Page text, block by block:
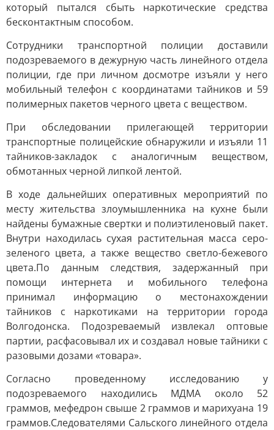
который пытался сбыть наркотические средства
бесконтактным способом.
Сотрудники транспортной полиции доставили
подозреваемого в дежурную часть линейного отдела
полиции, где при личном досмотре изъяли у него
мобильный телефон с координатами тайников и 59
полимерных пакетов черного цвета с веществом.
При обследовании прилегающей территории
транспортные полицейские обнаружили и изъяли 11
тайников-закладок с аналогичным веществом,
обмотанных черной липкой лентой.
В ходе дальнейших оперативных мероприятий по
месту жительства злоумышленника на кухне были
найдены бумажные свертки и полиэтиленовый пакет.
Внутри находилась сухая растительная масса серо-
зеленого цвета, а также вещество светло-бежевого
цвета.По данным следствия, задержанный при
помощи интернета и мобильного телефона
принимал информацию о местонахождении
тайников с наркотиками на территории города
Волгодонска. Подозреваемый извлекал оптовые
партии, расфасовывал их и создавал новые тайники с
разовыми дозами «товара».
Согласно проведенному исследованию у
подозреваемого находились МДМА около 52
граммов, мефедрон свыше 2 граммов и марихуана 19
граммов.Следователями Сальского линейного отдела